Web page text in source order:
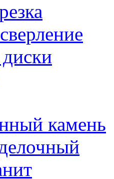
камень